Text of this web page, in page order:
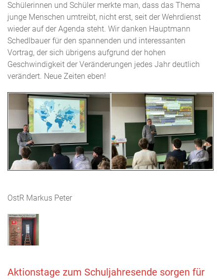
Schülerinnen und Schüler merkte man, dass das Thema
junge Menschen umtreibt, nicht erst, seit der Wehrdienst
wieder auf der Agenda steht. Wir danken Hauptmann
Schedlbauer für den spannenden und interessanten
Vortrag, der sich übrigens aufgrund der hohen
Geschwindigkeit der Veränderungen jedes Jahr deutlich
verändert. Neue Zeiten eben!
OstR Markus Peter
Aktionstage zum Schuljahresende sorgen für